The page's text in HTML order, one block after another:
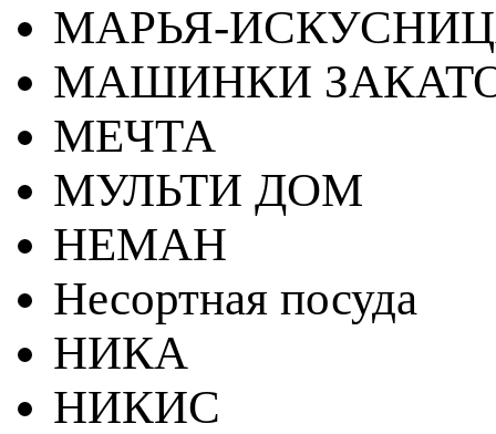
МАРЬЯ-
МАШИНКИ
МЕЧТА
МУЛЬТИ ДОМ
НЕМАН
Несортная посуда
НИКА
НИКИС